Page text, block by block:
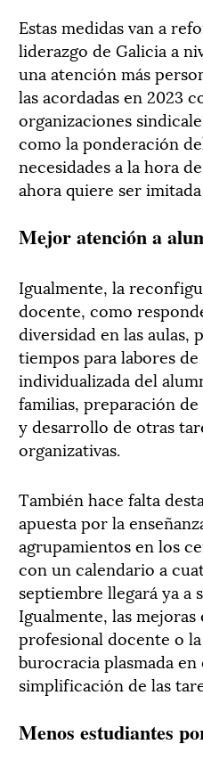
Estas medidas van a
liderazgo de Galicia a
una atención más
las acordadas en 2023
organizaciones
como la ponderación
necesidades a la hora
ahora quiere ser
Mejor atención a
Igualmente, la
docente, como
diversidad en las aulas,
tiempos para labores
individualizada del
familias, preparación
y desarrollo de otras
organizativas.
También hace falta
apuesta por la
agrupamientos en los
con un calendario a
septiembre llegará ya a
Igualmente, las mejoras
profesional docente o
burocracia plasmada en
simplificación de las
Menos estudiantes